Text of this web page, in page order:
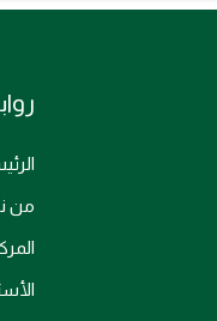
من